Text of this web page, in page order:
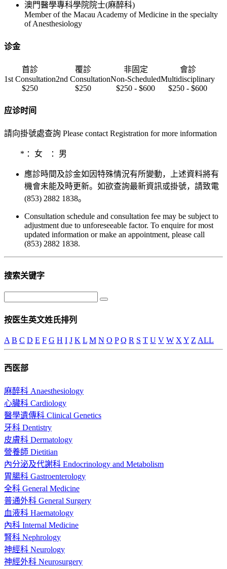
澳門醫學專科學院院士(麻醉科)
Member of the Macau Academy of Medicine in the specialty
of Anesthesiology
诊金
首診
1st Consultation
覆診
2nd Consultation
非固定
Non-Scheduled
會診
Multidisciplinary
$250
$250 $250 - $600 $250 - $600
应诊时间
請向掛號處查詢 Please contact Registration for more information
* ：女 ：男
應診時間及診金如因特殊情況有所變動，上述資料將有
機會未能及時更新。如欲查詢最新資訊或掛號，請致電
(853) 2882 1838。
Consultation schedule and consultation fee may be subject to
adjustment due to unforeseeable factor. To enquire for most
updated information or make an appointment, please call
(853) 2882 1838.
搜索关键字
按医生英文姓氏排列
A B C D E F G H I J K L M N O P Q R S T U V W XY Z ALL
西医部
麻醉科 Anaesthesiology
心臟科 Cardiology
醫學遺傳科 Clinical Genetics
牙科 Dentistry
皮膚科 Dermatology
營養師 Dietitian
內分泌及代謝科 Endocrinology and Metabolism
胃腸科 Gastroenterology
全科 General Medicine
普通外科 General Surgery
血液科 Haematology
內科 Internal Medicine
腎科 Nephrology
神經科 Neurology
神經外科 Neurosurgery